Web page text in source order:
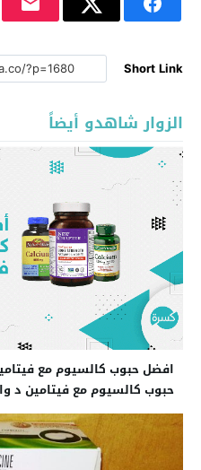
Short Link
الزوار شاهدو أيضاً
افضل حبوب كالسيوم مع
حبوب كالسيوم مع فيتامين د